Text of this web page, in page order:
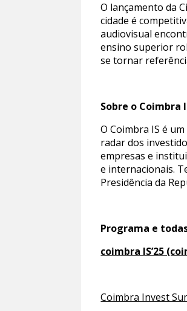
O lançamento da
cidade é
audiovisual
ensino superior
se tornar
Sobre o Coimbra
O Coimbra IS é
radar dos
empresas e
e internacionais.
Presidência da
Programa e
coimbra IS’25
Coimbra Invest